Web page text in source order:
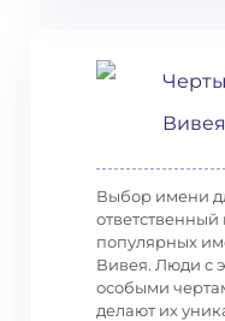
Вивея
Выбор имени
популярных
Вивея. Люди с
особыми
делают их